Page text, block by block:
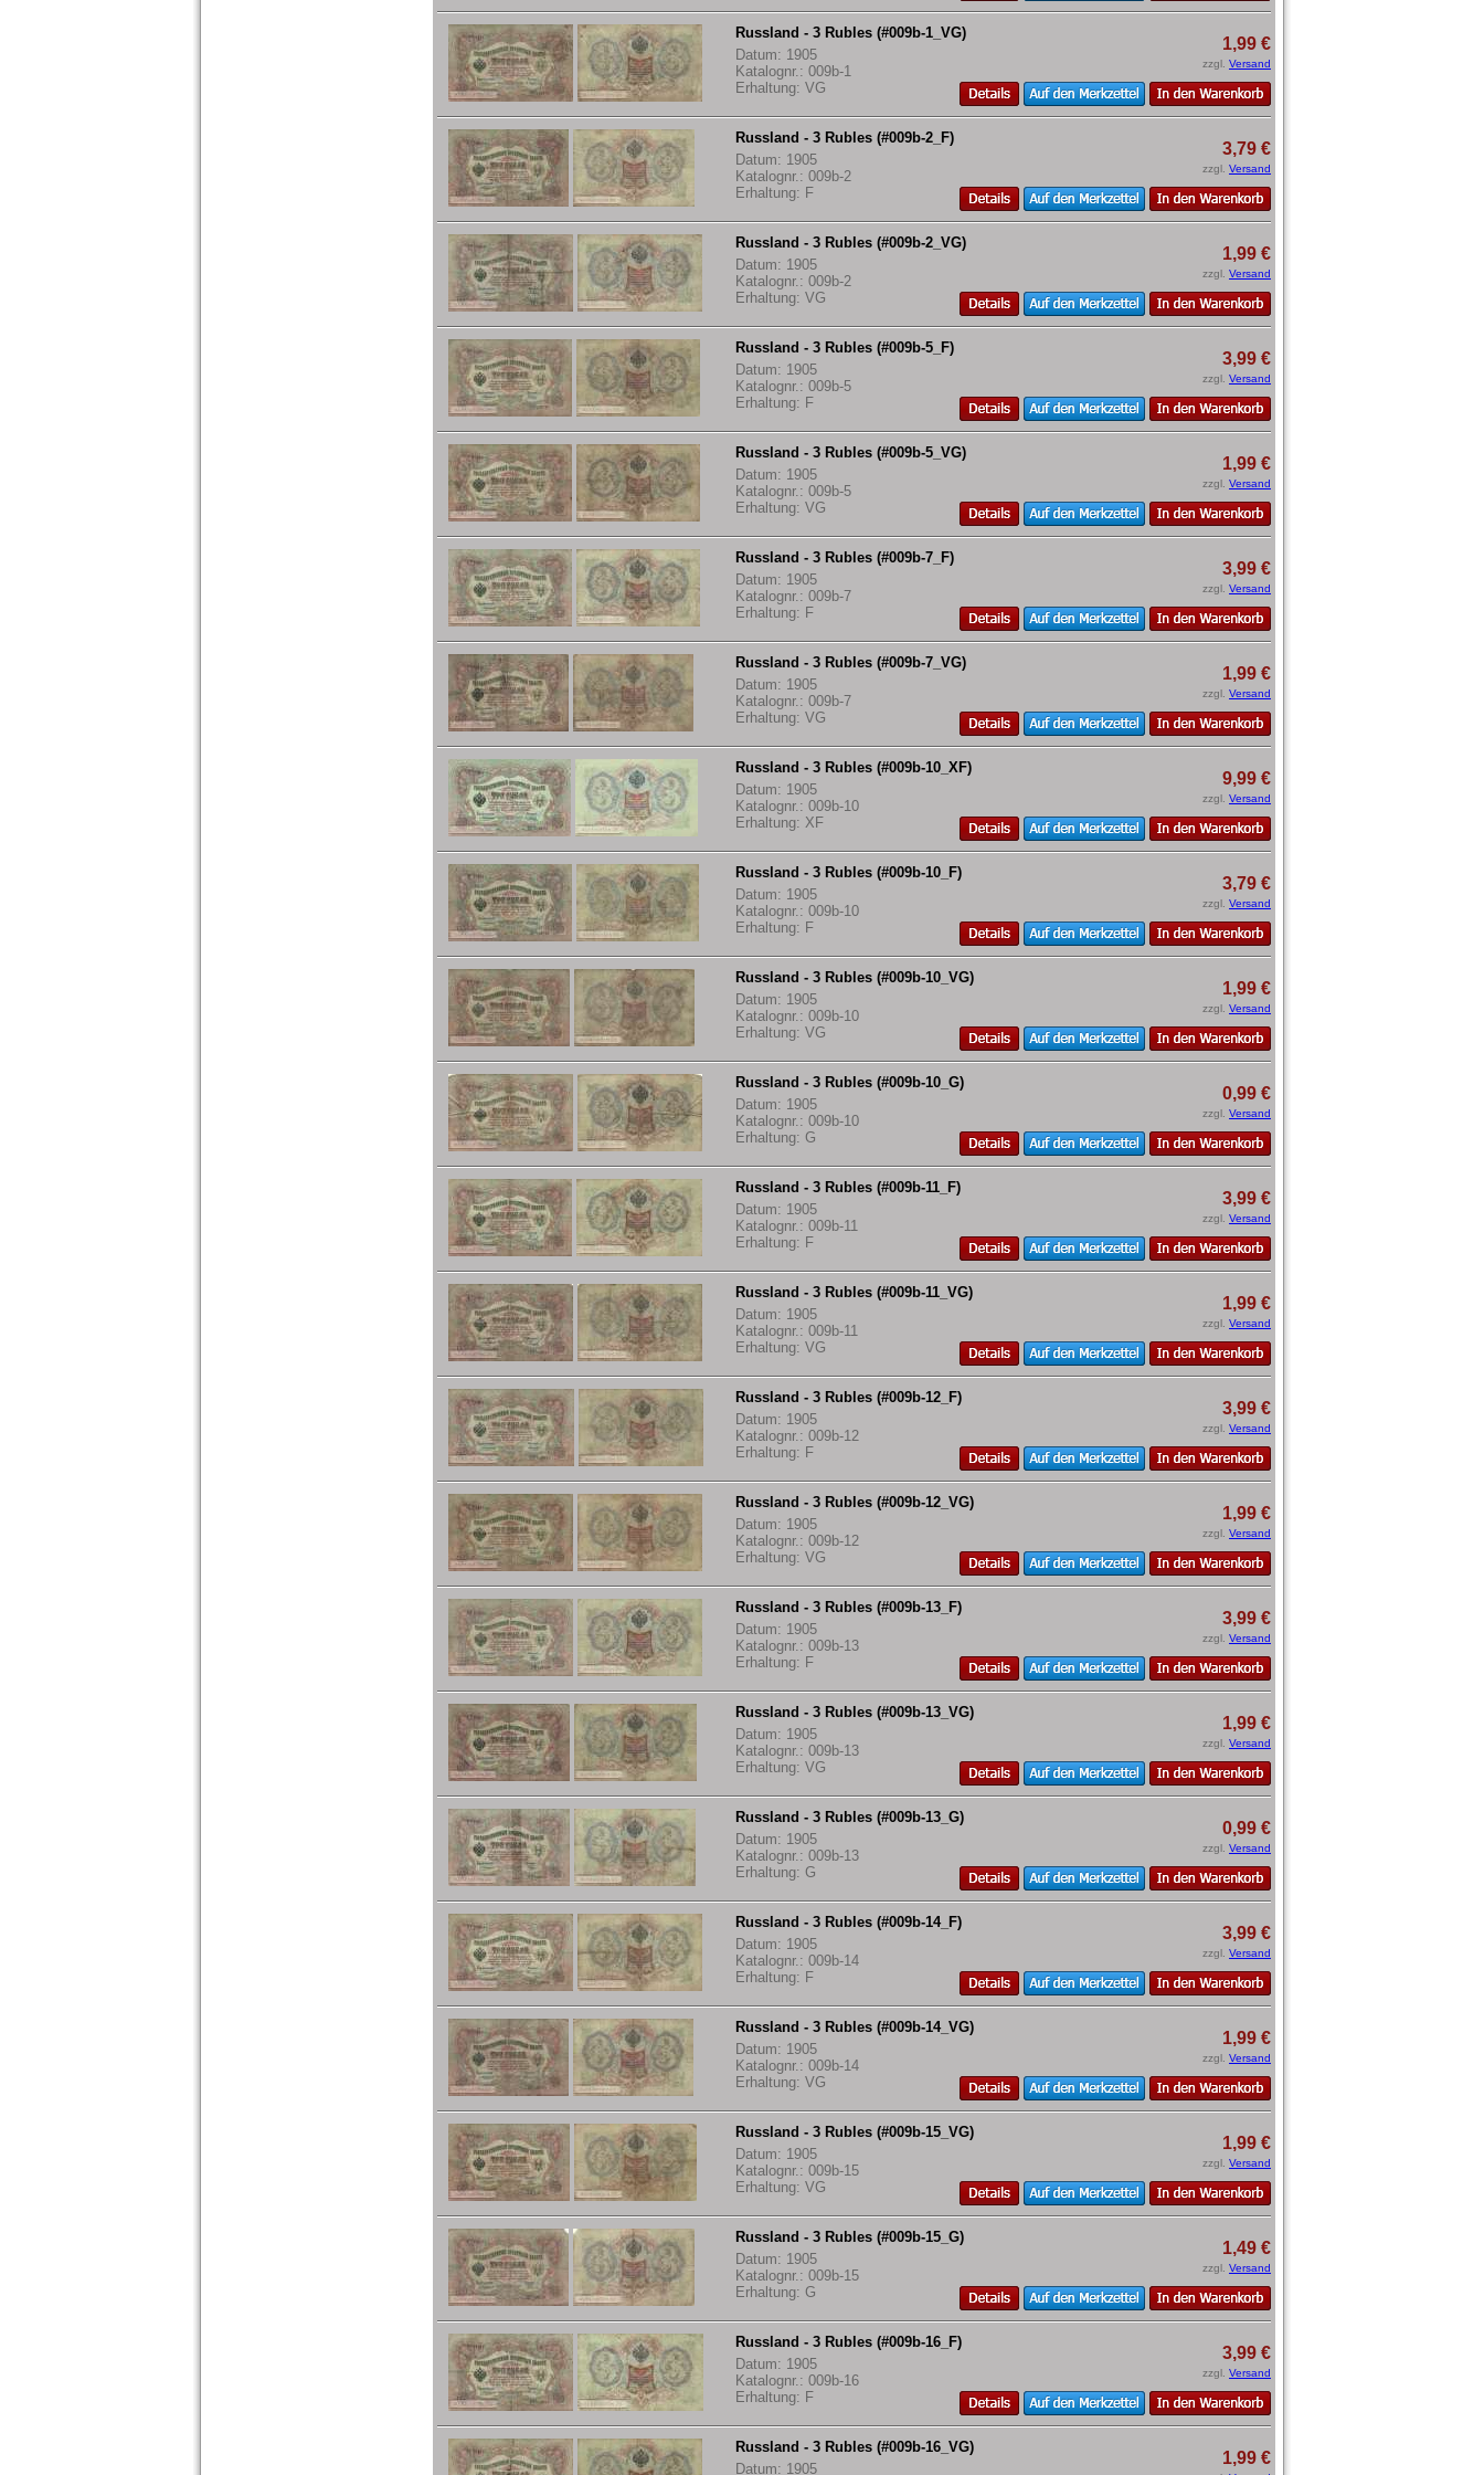
Russland - 3 Rubles (#009b-1_VG)
Datum: 1905
Katalognr.: 009b-1
Erhaltung: VG
1,99 €
zzgl. Versand
Russland - 3 Rubles (#009b-2_F)
Datum: 1905
Katalognr.: 009b-2
Erhaltung: F
3,79 €
zzgl. Versand
Russland - 3 Rubles (#009b-2_VG)
Datum: 1905
Katalognr.: 009b-2
Erhaltung: VG
1,99 €
zzgl. Versand
Russland - 3 Rubles (#009b-5_F)
Datum: 1905
Katalognr.: 009b-5
Erhaltung: F
3,99 €
zzgl. Versand
Russland - 3 Rubles (#009b-5_VG)
Datum: 1905
Katalognr.: 009b-5
Erhaltung: VG
1,99 €
zzgl. Versand
Russland - 3 Rubles (#009b-7_F)
Datum: 1905
Katalognr.: 009b-7
Erhaltung: F
3,99 €
zzgl. Versand
Russland - 3 Rubles (#009b-7_VG)
Datum: 1905
Katalognr.: 009b-7
Erhaltung: VG
1,99 €
zzgl. Versand
Russland - 3 Rubles (#009b-10_XF)
Datum: 1905
Katalognr.: 009b-10
Erhaltung: XF
9,99 €
zzgl. Versand
Russland - 3 Rubles (#009b-10_F)
Datum: 1905
Katalognr.: 009b-10
Erhaltung: F
3,79 €
zzgl. Versand
Russland - 3 Rubles (#009b-10_VG)
Datum: 1905
Katalognr.: 009b-10
Erhaltung: VG
1,99 €
zzgl. Versand
Russland - 3 Rubles (#009b-10_G)
Datum: 1905
Katalognr.: 009b-10
Erhaltung: G
0,99 €
zzgl. Versand
Russland - 3 Rubles (#009b-11_F)
Datum: 1905
Katalognr.: 009b-11
Erhaltung: F
3,99 €
zzgl. Versand
Russland - 3 Rubles (#009b-11_VG)
Datum: 1905
Katalognr.: 009b-11
Erhaltung: VG
1,99 €
zzgl. Versand
Russland - 3 Rubles (#009b-12_F)
Datum: 1905
Katalognr.: 009b-12
Erhaltung: F
3,99 €
zzgl. Versand
Russland - 3 Rubles (#009b-12_VG)
Datum: 1905
Katalognr.: 009b-12
Erhaltung: VG
1,99 €
zzgl. Versand
Russland - 3 Rubles (#009b-13_F)
Datum: 1905
Katalognr.: 009b-13
Erhaltung: F
3,99 €
zzgl. Versand
Russland - 3 Rubles (#009b-13_VG)
Datum: 1905
Katalognr.: 009b-13
Erhaltung: VG
1,99 €
zzgl. Versand
Russland - 3 Rubles (#009b-13_G)
Datum: 1905
Katalognr.: 009b-13
Erhaltung: G
0,99 €
zzgl. Versand
Russland - 3 Rubles (#009b-14_F)
Datum: 1905
Katalognr.: 009b-14
Erhaltung: F
3,99 €
zzgl. Versand
Russland - 3 Rubles (#009b-14_VG)
Datum: 1905
Katalognr.: 009b-14
Erhaltung: VG
1,99 €
zzgl. Versand
Russland - 3 Rubles (#009b-15_VG)
Datum: 1905
Katalognr.: 009b-15
Erhaltung: VG
1,99 €
zzgl. Versand
Russland - 3 Rubles (#009b-15_G)
Datum: 1905
Katalognr.: 009b-15
Erhaltung: G
1,49 €
zzgl. Versand
Russland - 3 Rubles (#009b-16_F)
Datum: 1905
Katalognr.: 009b-16
Erhaltung: F
3,99 €
zzgl. Versand
Russland - 3 Rubles (#009b-16_VG)
Datum: 1905
1,99 €